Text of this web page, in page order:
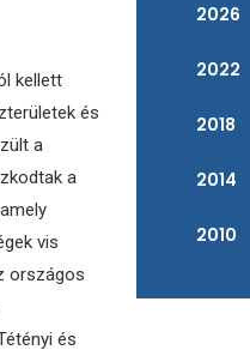
kellett
és
a
a
vis
országos
és
2026
2022
2018
2014
2010